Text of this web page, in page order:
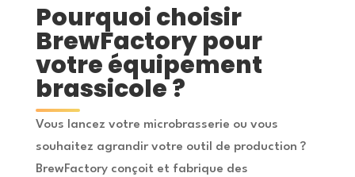
Pourquoi choisir
BrewFactory pour
votre équipement
brassicole ?
Vous lancez votre microbrasserie ou vous
souhaitez agrandir votre outil de production ?
BrewFactory conçoit et fabrique des